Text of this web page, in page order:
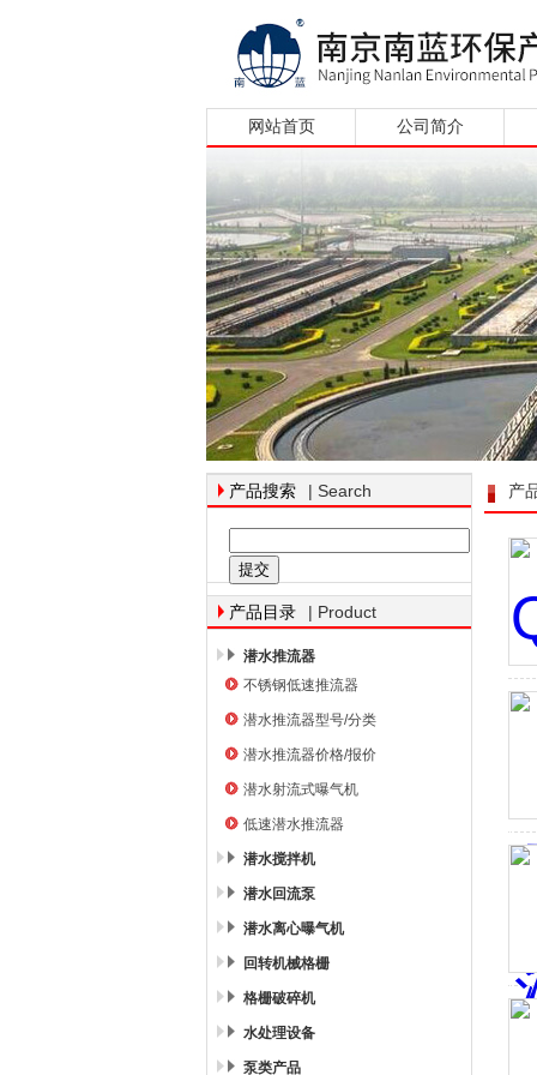
南京南蓝环保产业有限公司
网站首页 公司简介
产品搜索 | Search
产品目录 | Product
潜水推流器
不锈钢低速推流器
潜水推流器型号/分类
潜水推流器价格/报价
潜水射流式曝气机
低速潜水推流器
潜水搅拌机
潜水回流泵
潜水离心曝气机
回转机械格栅
格栅破碎机
水处理设备
泵类产品
产